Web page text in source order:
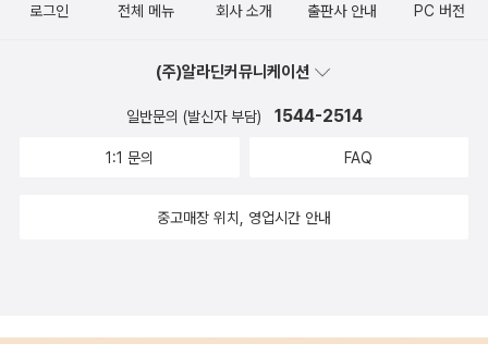
로그인 전체 메뉴 회사 소개 출판사 안내 PC 버전
(주)알라딘커뮤니케이션
일반문의 (발신자 부담) 1544-2514
1:1 문의 FAQ
중고매장 위치, 영업시간 안내